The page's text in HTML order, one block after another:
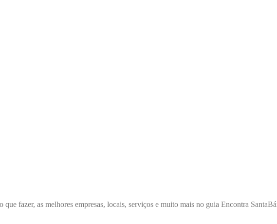
fazer, as melhores empresas, locais, serviços e muito mais no guia Encontra